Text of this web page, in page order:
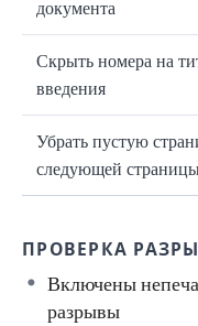
документа
Скрыть номера на
введения
Убрать пустую
следующей
ПРОВЕРКА
Включены
разрывы